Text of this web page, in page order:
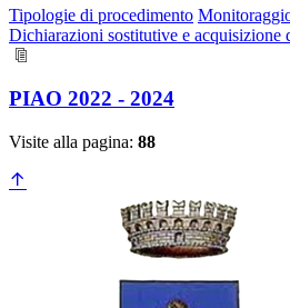
Tipologie di procedimento
Dichiarazioni sostitutive e acquisizione
PIAO 2022 - 2024
Visite alla pagina: 88